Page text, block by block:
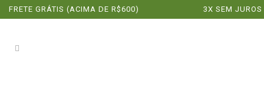
FRETE GRÁTIS (ACIMA DE R$600) 3X SEM JUROS